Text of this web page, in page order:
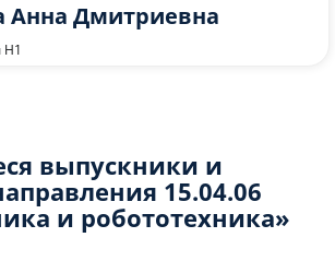
Павлович
Б1, к.т.н., доцент
выпускники и
15.04.06
и робототехника»